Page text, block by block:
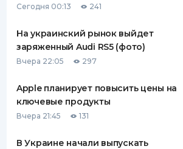
КОМПАНИЯХ
Сегодня 00:13 241
На украинский рынок выйдет
заряженный Audi RS5 (фото)
Вчера 22:05 297
Apple планирует повысить цены на
ключевые продукты
Вчера 21:45 131
В Украине начали выпускать